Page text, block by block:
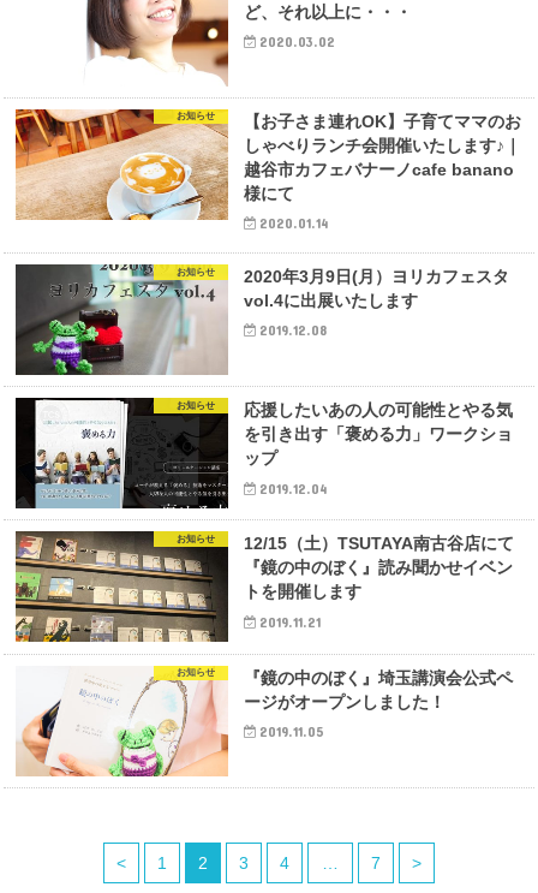
ど、それ以上に・・・
2020.03.02
お知らせ
【お子さま連れOK】子育てママのお
しゃべりランチ会開催いたします♪｜
越谷市カフェバナーノcafe banano
様にて
2020.01.14
お知らせ
2020年3月9日(月）ヨリカフェスタ
vol.4に出展いたします
2019.12.08
お知らせ
応援したいあの人の可能性とやる気
を引き出す「褒める力」ワークショ
ップ
2019.12.04
お知らせ
12/15（土）TSUTAYA南古谷店にて
『鏡の中のぼく』読み聞かせイベン
トを開催します
2019.11.21
お知らせ
『鏡の中のぼく』埼玉講演会公式ペ
ージがオープンしました！
2019.11.05
< 1 2 3 4 7 >